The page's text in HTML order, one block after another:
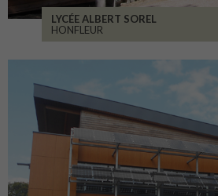
LYCÉE ALBERT SOREL
HONFLEUR